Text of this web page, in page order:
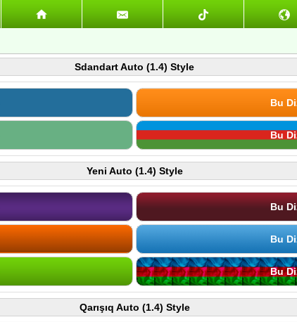
Sdandart Auto (1.4) Style
Bu
Bu
Yeni Auto (1.4) Style
Bu
Bu
Bu
Qarışıq Auto (1.4) Style